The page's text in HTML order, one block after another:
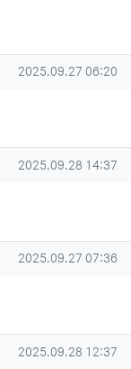
작성일
2025.09.27 06:20
작성일
2025.09.28 14:37
작성일
2025.09.27 07:36
작성일
2025.09.28 12:37